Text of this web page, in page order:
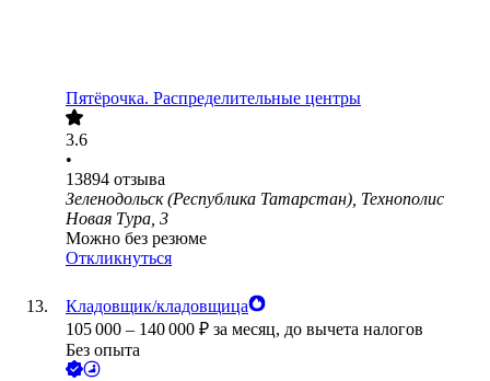
Пятёрочка. Распределительные центры
3.6
•
13894 отзыва
Зеленодольск (Республика Татарстан), Технополис
Новая Тура, 3
Можно без резюме
Откликнуться
Кладовщик/кладовщица
105 000 – 140 000 ₽ за месяц, до вычета налогов
Без опыта